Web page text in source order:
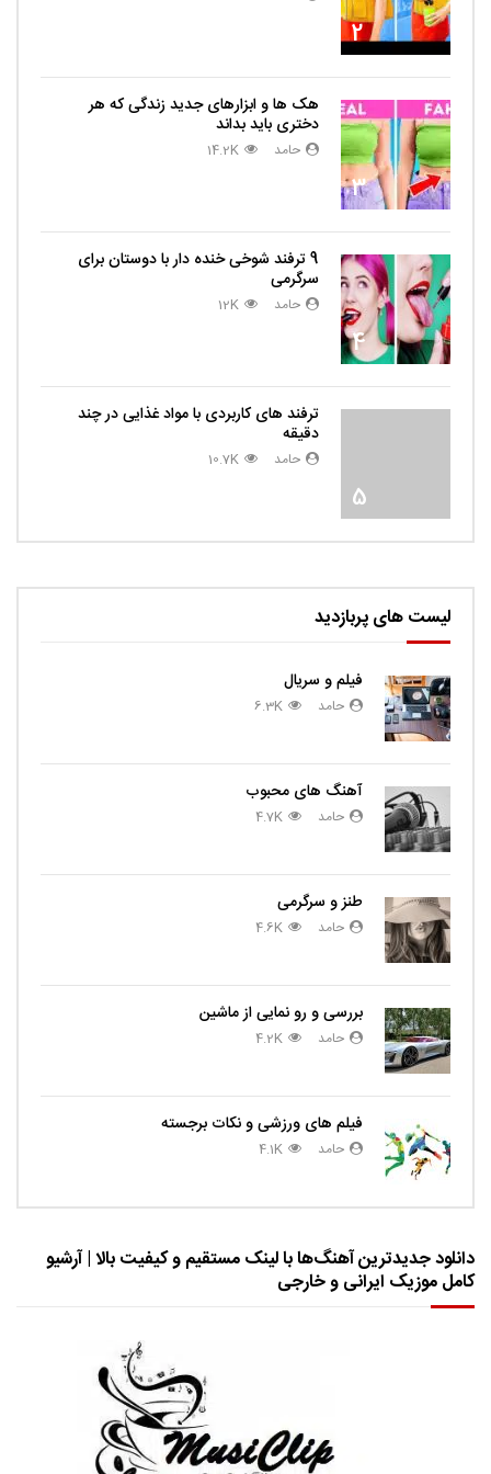
2
3
هک ها و ابزارهای جدید زندگی که هر
دختری باید بداند
حامد 14.2K
4
9 ترفند شوخی خنده دار با دوستان برای
سرگرمی
حامد 12K
5
ترفند های کاربردی با مواد غذایی در چند
دقیقه
حامد 10.7K
لیست های پربازدید
فیلم و سریال
حامد 6.3K
آهنگ های محبوب
حامد 4.7K
طنز و سرگرمی
حامد 4.6K
بررسی و رو نمایی از ماشین
حامد 4.2K
فیلم های ورزشی و نکات برجسته
حامد 4.1K
دانلود جدیدترین آهنگ‌ها با لینک مستقیم و کیفیت بالا | آرشیو
کامل موزیک ایرانی و خارجی